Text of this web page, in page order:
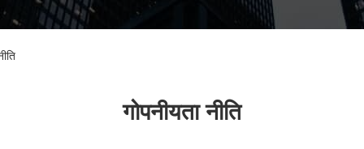
गोपनीयता नीति